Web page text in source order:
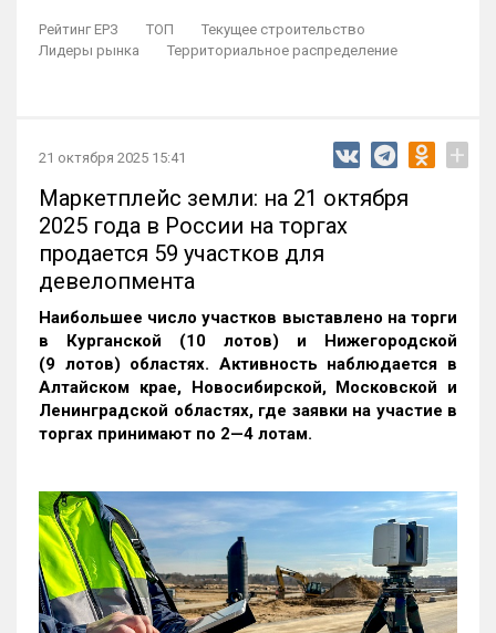
Рейтинг ЕРЗ ТОП
Текущее строительство
Лидеры рынка
Территориальное распределение
21 октября 2025 15:41 +
Маркетплейс земли: на 21 октября
2025 года в России на торгах
продается 59 участков для
девелопмента
Наибольшее число участков выставлено на торги
в Курганской (10 лотов) и Нижегородской
(9 лотов) областях. Активность наблюдается в
Алтайском крае, Новосибирской, Московской и
Ленинградской областях, где заявки на участие в
торгах принимают по 2—4 лотам.